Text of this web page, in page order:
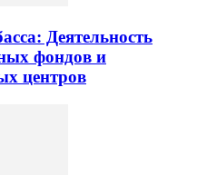
Деятельность
фондов и
центров